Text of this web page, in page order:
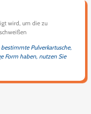
wird, um die zu
Pulverkartusche,
Form haben, nutzen Sie